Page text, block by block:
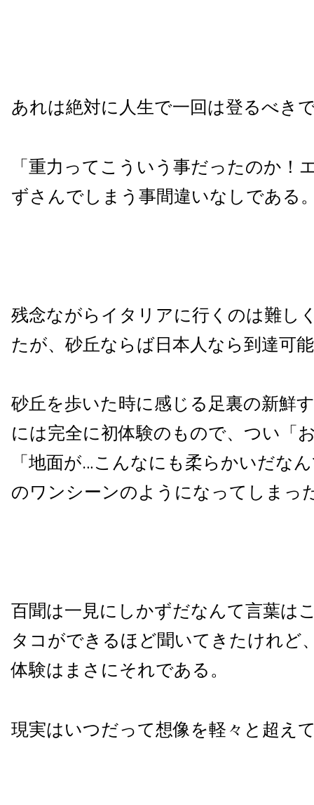
あれは絶対に人生で一回は登るべき
「重力ってこういう事だったのか！
ずさんでしまう事間違いなしである
残念ながらイタリアに行くのは難し
たが、砂丘ならば日本人なら到達可
砂丘を歩いた時に感じる足裏の新鮮
には完全に初体験のもので、つい「
「地面が…こんなにも柔らかいだな
のワンシーンのようになってしまっ
百聞は一見にしかずだなんて言葉は
タコができるほど聞いてきたけれど
体験はまさにそれである。
現実はいつだって想像を軽々と超え